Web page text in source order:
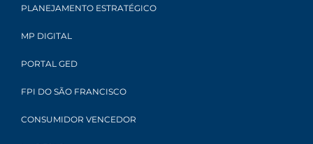
PLANEJAMENTO ESTRATÉGICO
MP DIGITAL
PORTAL GED
FPI DO SÃO FRANCISCO
CONSUMIDOR VENCEDOR